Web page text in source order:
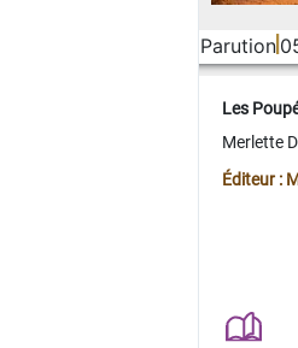
Parution
Les
Merlette
Éditeur :